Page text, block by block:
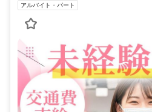
アルバイト・パート